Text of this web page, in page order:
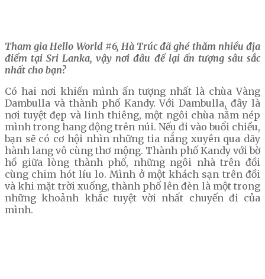
Tham gia Hello World #6, Hà Trúc đã ghé thăm nhiều địa
điểm tại Sri Lanka, vậy nơi đâu để lại ấn tượng sâu sắc
nhất cho bạn?
Có hai nơi khiến mình ấn tượng nhất là chùa Vàng
Dambulla và thành phố Kandy. Với Dambulla, đây là
nơi tuyệt đẹp và linh thiêng, một ngôi chùa nằm nép
mình trong hang động trên núi. Nếu đi vào buổi chiều,
bạn sẽ có cơ hội nhìn những tia nắng xuyên qua dãy
hành lang vô cùng thơ mộng. Thành phố Kandy với bờ
hồ giữa lòng thành phố, những ngôi nhà trên đồi
cùng chim hót líu lo. Mình ở một khách sạn trên đồi
và khi mặt trời xuống, thành phố lên đèn là một trong
những khoảnh khắc tuyệt vời nhất chuyến đi của
mình.